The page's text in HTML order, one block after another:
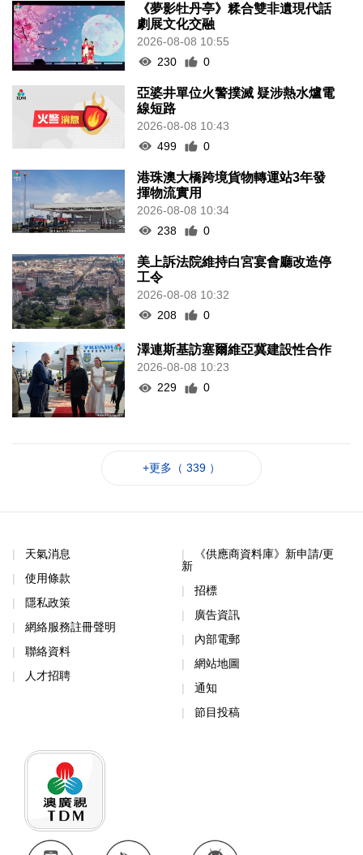
《夢影牡丹亭》糅合雙非遺現代話
劇展文化交融
2026-08-08 10:55
230
0
亞婆井單位火警撲滅 疑涉熱水爐電
線短路
2026-08-08 10:43
499
0
港珠澳大橋跨境貨物轉運站3年發
揮物流實用
2026-08-08 10:34
238
0
美上訴法院維持白宮宴會廳改造停
工令
2026-08-08 10:32
208
0
澤連斯基訪塞爾維亞冀建設性合作
2026-08-08 10:23
229
0
+更多（ 339 ）
天氣消息
使用條款
隱私政策
網絡服務註冊聲明
聯絡資料
人才招聘
《供應商資料庫》新申請/更
新
招標
廣告資訊
內部電郵
網站地圖
通知
節目投稿